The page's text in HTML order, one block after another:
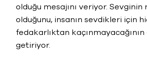
olduğu mesajını veriyor. Sevginin
olduğunu, insanın sevdikleri için
fedakarlıktan
getiriyor.